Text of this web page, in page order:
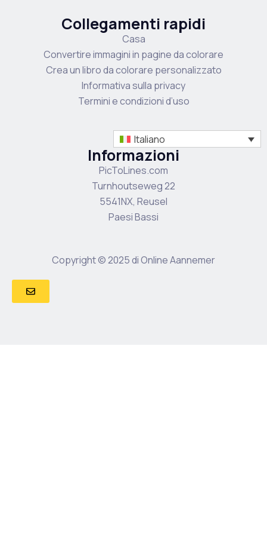
Collegamenti rapidi
Casa
Convertire immagini in pagine da colorare
Crea un libro da colorare personalizzato
Informativa sulla privacy
Termini e condizioni d’uso
Italiano
Informazioni
PicToLines.com
Turnhoutseweg 22
5541NX, Reusel
Paesi Bassi
Copyright © 2025 di Online Aannemer